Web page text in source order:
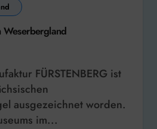
Weserbergland
ausgezeichnet worden.
im...